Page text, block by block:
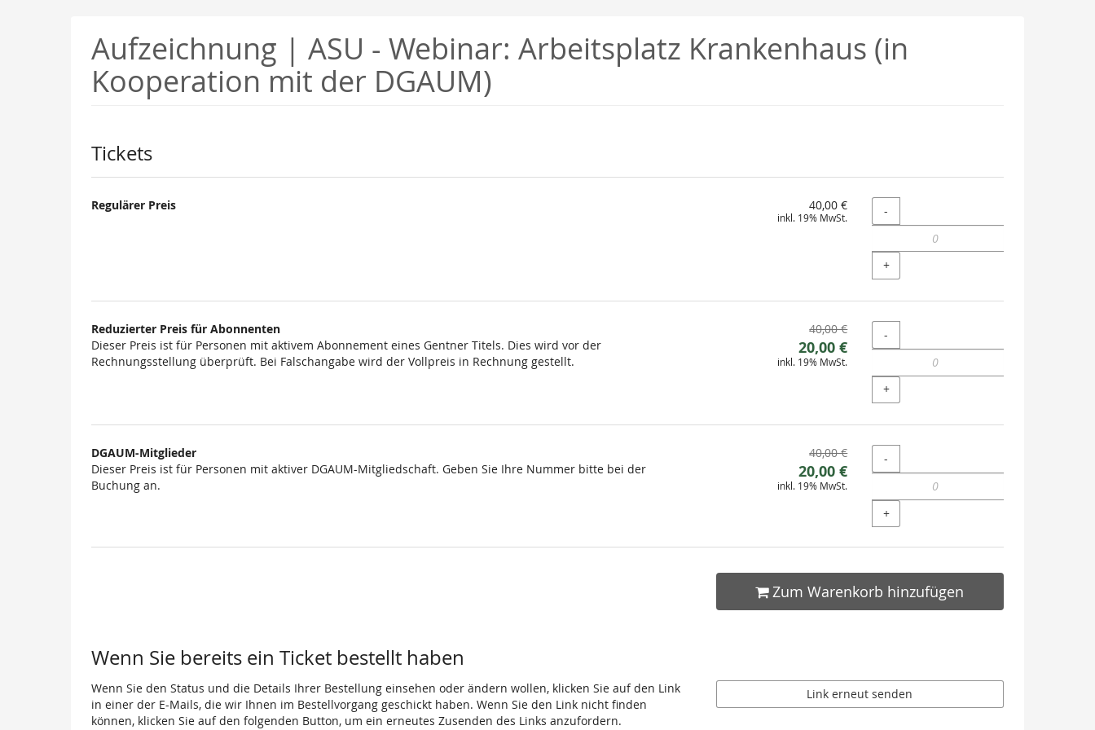
Aufzeichnung | ASU - Webinar: Arbeitsplatz Krankenhaus (in
Kooperation mit der DGAUM)
Produkte
Tickets
Regulärer Preis 40,00 €
inkl. 19% MwSt. Menge
-
+
Reduzierter Preis für Abonnenten
Dieser Preis ist für Personen mit aktivem Abonnement eines Gentner Titels. Dies wird vor der
Rechnungsstellung überprüft. Bei Falschangabe wird der Vollpreis in Rechnung gestellt.
Ursprünglicher
Preis:
40,00 €
Neuer
Preis:
20,00 €
inkl. 19% MwSt.
Menge
-
+
DGAUM-Mitglieder
Dieser Preis ist für Personen mit aktiver DGAUM-Mitgliedschaft. Geben Sie Ihre Nummer bitte bei der
Buchung an.
Ursprünglicher
Preis:
40,00 €
Neuer
Preis:
20,00 €
inkl. 19% MwSt.
Menge
-
+
Zum Warenkorb hinzufügen
Wenn Sie bereits ein Ticket bestellt haben
Wenn Sie den Status und die Details Ihrer Bestellung einsehen oder ändern wollen, klicken Sie auf den Link
in einer der E-Mails, die wir Ihnen im Bestellvorgang geschickt haben. Wenn Sie den Link nicht finden
können, klicken Sie auf den folgenden Button, um ein erneutes Zusenden des Links anzufordern.
Link erneut senden